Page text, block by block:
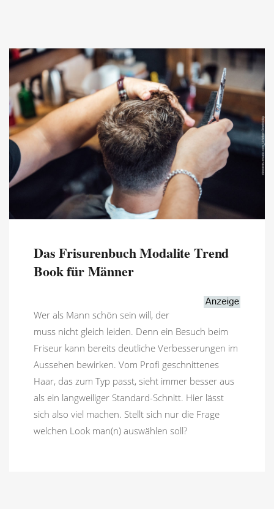
Das Frisurenbuch Modalite Trend
Book für Männer
Wer als Mann schön sein will, der
muss nicht gleich leiden. Denn ein Besuch beim
Friseur kann bereits deutliche Verbesserungen im
Aussehen bewirken. Vom Profi geschnittenes
Haar, das zum Typ passt, sieht immer besser aus
als ein langweiliger Standard-Schnitt. Hier lässt
sich also viel machen. Stellt sich nur die Frage
welchen Look man(n) auswählen soll?